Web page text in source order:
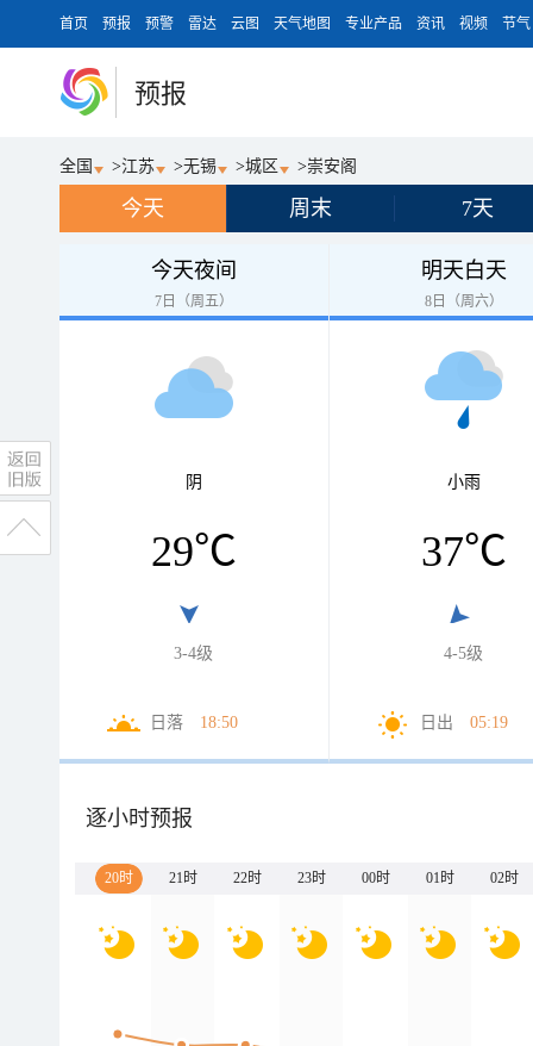
首页 预报 预警 雷达 云图 天气地图 专业产品 资讯 视频 节气
预报
全国 >江苏 >无锡 >城区 >崇安阁
今天 周末 7天
今天夜间
7日（周五）
阴
29℃
3-4级
日落 18:50
明天白天
8日（周六）
小雨
37℃
4-5级
日出 05:19
逐小时预报
20时 21时 22时 23时 00时 01时 02时